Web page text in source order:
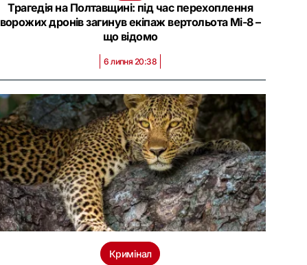
Трагедія на Полтавщині: під час перехоплення
ворожих дронів загинув екіпаж вертольота Мі-8 –
що відомо
6 липня 20:38
Кримінал